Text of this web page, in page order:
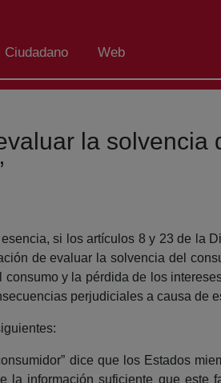
Ciudadano Web
la
si los artículos 8 y 23 de la
de evaluar la solvencia del
y la pérdida de los
perjudiciales a causa de
dice que los Estados
la información suficiente que este